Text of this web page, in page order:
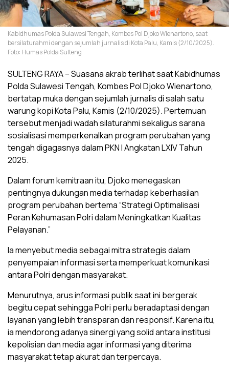
Kabidhumas Polda Sulawesi Tengah, Kombes Pol Djoko Wienartono, saat
bersilaturahmi dengan sejumlah jurnalis di Kota Palu, Kamis (2/10/2025).
Foto: Humas Polda Sulteng
SULTENG RAYA – Suasana akrab terlihat saat Kabidhumas
Polda Sulawesi Tengah, Kombes Pol Djoko Wienartono,
bertatap muka dengan sejumlah jurnalis di salah satu
warung kopi Kota Palu, Kamis (2/10/2025). Pertemuan
tersebut menjadi wadah silaturahmi sekaligus sarana
sosialisasi memperkenalkan program perubahan yang
tengah digagasnya dalam PKN I Angkatan LXIV Tahun
2025.
Dalam forum kemitraan itu, Djoko menegaskan
pentingnya dukungan media terhadap keberhasilan
program perubahan bertema “Strategi Optimalisasi
Peran Kehumasan Polri dalam Meningkatkan Kualitas
Pelayanan.”
Ia menyebut media sebagai mitra strategis dalam
penyempaian informasi serta memperkuat komunikasi
antara Polri dengan masyarakat.
Menurutnya, arus informasi publik saat ini bergerak
begitu cepat sehingga Polri perlu beradaptasi dengan
layanan yang lebih transparan dan responsif. Karena itu,
ia mendorong adanya sinergi yang solid antara institusi
kepolisian dan media agar informasi yang diterima
masyarakat tetap akurat dan terpercaya.